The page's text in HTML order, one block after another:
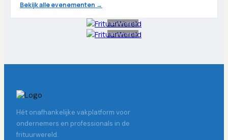
Bekijk alle evenementen →
Advertentie
Advertentie
Hét onafhankelijke vakplatform voor
ondernemers en professionals in de
frituurwereld.